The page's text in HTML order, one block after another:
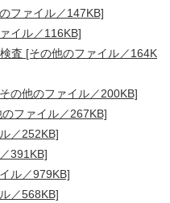
ファイル／147KB]
イル／116KB]
査 [その他のファイル／164K
の他のファイル／200KB]
ファイル／267KB]
／252KB]
391KB]
ル／979KB]
／568KB]